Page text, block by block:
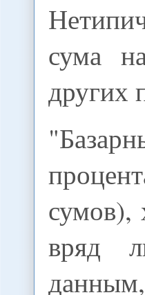
сума
других
сумов),
вряд